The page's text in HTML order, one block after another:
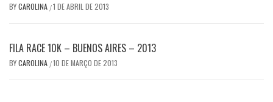
BYCAROLINA /1 DE ABRIL DE 2013
FILA RACE 10K – BUENOS AIRES – 2013
BYCAROLINA /10 DE MARÇO DE 2013